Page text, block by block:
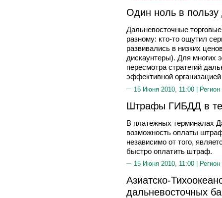
Один ноль в пользу
Дальневосточные
разному: кто-то ощутил
развивались в низких
дискаунтеры). Для многих
пересмотра стратегий
эффективной
15 Июня 2010, 11:00 | Регион
Штрафы ГИБДД в
В платежных терминалах
возможность оплаты
независимо от того,
быстро оплатить штраф.
15 Июня 2010, 11:00 |
Азиатско-
дальневосточных